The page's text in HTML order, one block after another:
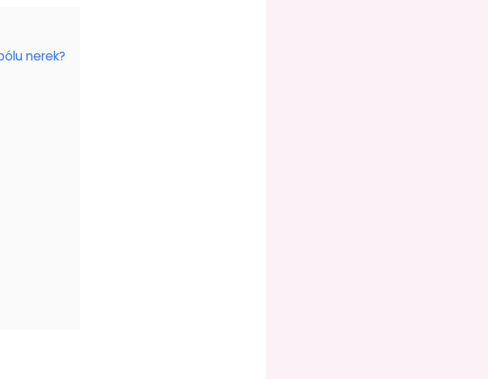
nerek?